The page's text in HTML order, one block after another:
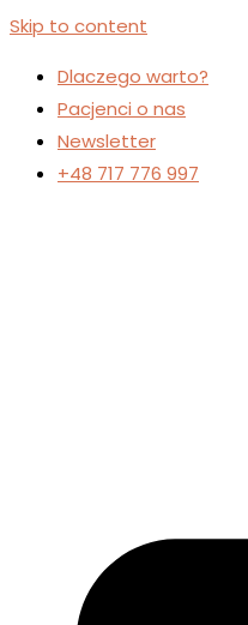
Skip to content
Dlaczego warto?
Pacjenci o nas
Newsletter
+48 717 776 997